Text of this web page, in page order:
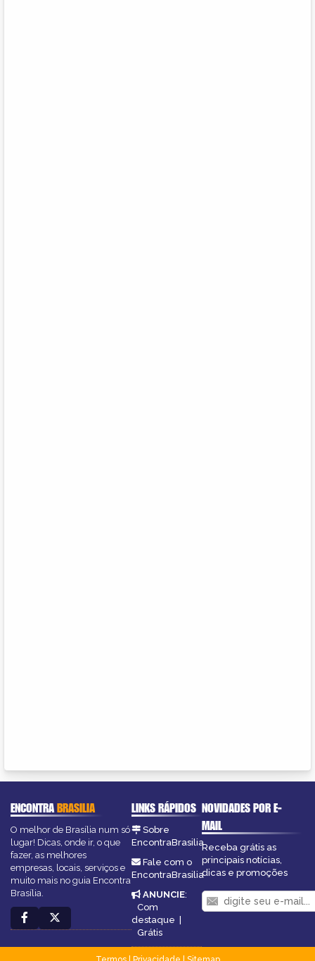
ENCONTRABRASILIA
O melhor de Brasília num só
lugar! Dicas, onde ir, o que
fazer, as melhores
empresas, locais, serviços e
muito mais no guia Encontra
Brasília.
LINKS RÁPIDOS
Sobre
EncontraBrasilia
Fale com o
EncontraBrasilia
ANUNCIE:
Com
destaque
Grátis
NOVIDADES POR E-
MAIL
Receba grátis as
principais notícias,
dicas e promoções